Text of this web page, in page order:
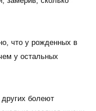
что у рожденных в
у остальных
болеют